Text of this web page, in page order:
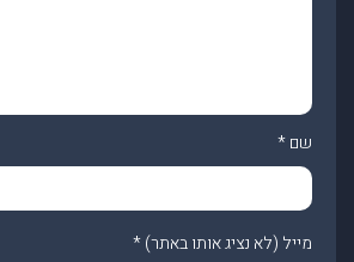
שם*
מייל (לא נציג אותו באתר)*